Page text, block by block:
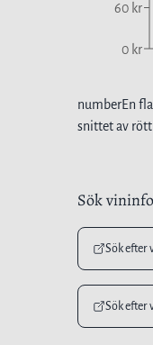
0 kr
60 kr
numberEn
snittet av
Sök
Sök efter
Sök efter